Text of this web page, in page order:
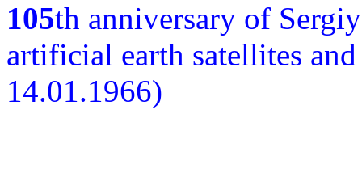
105th anniversary of
artificial earth satellites
14.01.1966)